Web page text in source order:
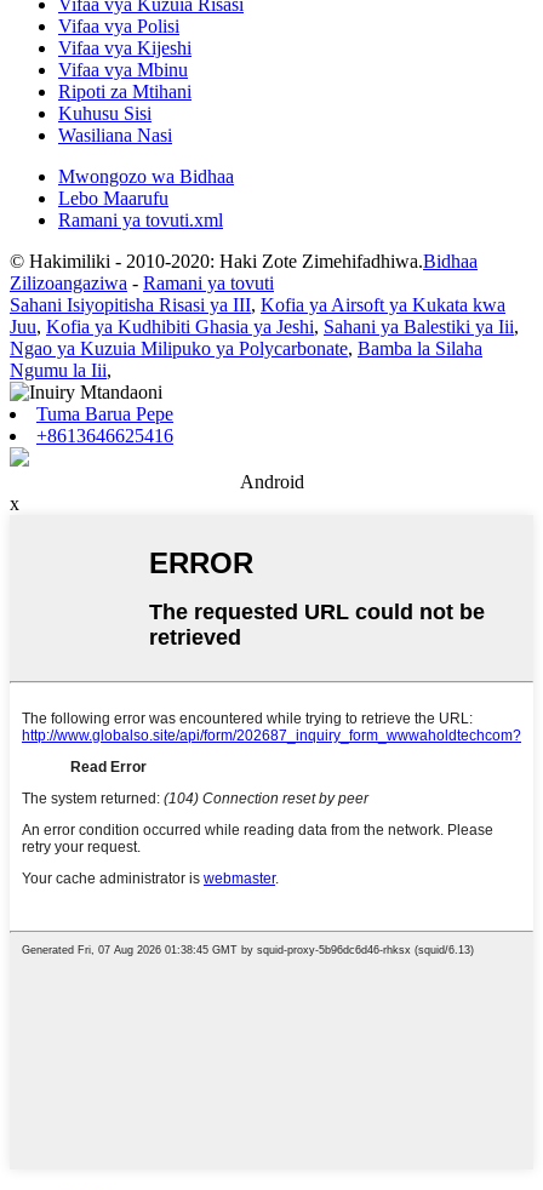
Vifaa vya Kuzuia Risasi
Vifaa vya Polisi
Vifaa vya Kijeshi
Vifaa vya Mbinu
Ripoti za Mtihani
Kuhusu Sisi
Wasiliana Nasi
Mwongozo wa Bidhaa
Lebo Maarufu
Ramani ya tovuti.xml
© Hakimiliki - 2010-2020: Haki Zote Zimehifadhiwa.Bidhaa
Zilizoangaziwa - Ramani ya tovuti
Sahani Isiyopitisha Risasi ya III, Kofia ya Airsoft ya Kukata kwa
Juu, Kofia ya Kudhibiti Ghasia ya Jeshi, Sahani ya Balestiki ya Iii,
Ngao ya Kuzuia Milipuko ya Polycarbonate, Bamba la Silaha
Ngumu la Iii,
Tuma Barua Pepe
+8613646625416
Android
x